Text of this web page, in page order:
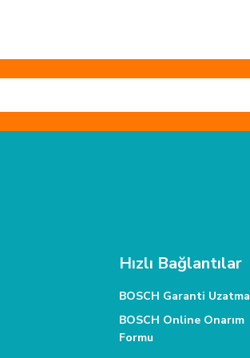
Hızlı Bağlantılar
BOSCH Garanti Uzatma
BOSCH Online Onarım
Formu